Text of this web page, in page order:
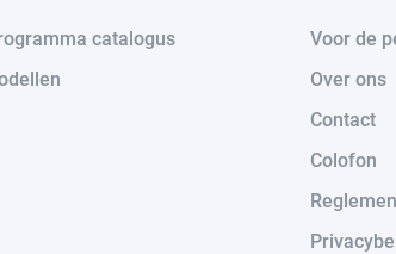
catalogus
Voor de
Over ons
Contact
Colofon